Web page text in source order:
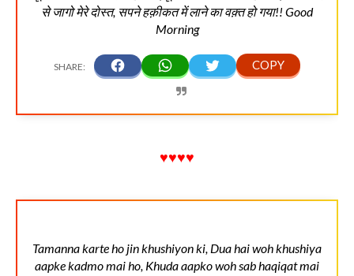
से जागो मेरे दोस्त, सपने हक़ीकत में लाने का वक़्त हो गया!! Good
Morning
♥♥♥♥
Tamanna karte ho jin khushiyon ki, Dua hai woh khushiya
aapke kadmo mai ho, Khuda aapko woh sab haqiqat mai